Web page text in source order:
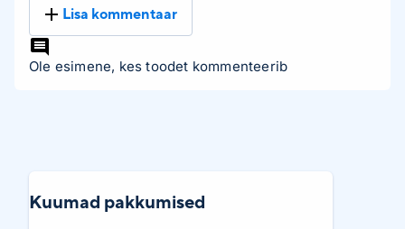
Lisa kommentaar
Ole esimene, kes toodet kommenteerib
Kuumad pakkumised